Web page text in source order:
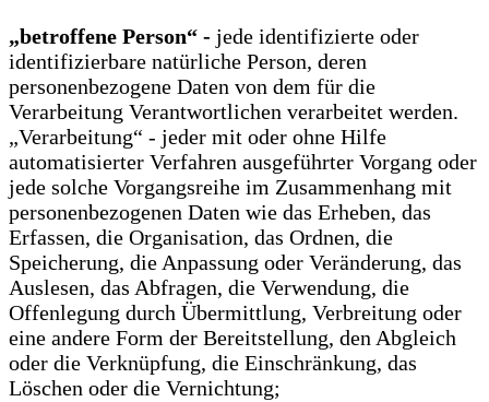
„betroffene Person“ - jede identifizierte oder
identifizierbare natürliche Person, deren
personenbezogene Daten von dem für die
Verarbeitung Verantwortlichen verarbeitet werden.
„Verarbeitung“ - jeder mit oder ohne Hilfe
automatisierter Verfahren ausgeführter Vorgang oder
jede solche Vorgangsreihe im Zusammenhang mit
personenbezogenen Daten wie das Erheben, das
Erfassen, die Organisation, das Ordnen, die
Speicherung, die Anpassung oder Veränderung, das
Auslesen, das Abfragen, die Verwendung, die
Offenlegung durch Übermittlung, Verbreitung oder
eine andere Form der Bereitstellung, den Abgleich
oder die Verknüpfung, die Einschränkung, das
Löschen oder die Vernichtung;